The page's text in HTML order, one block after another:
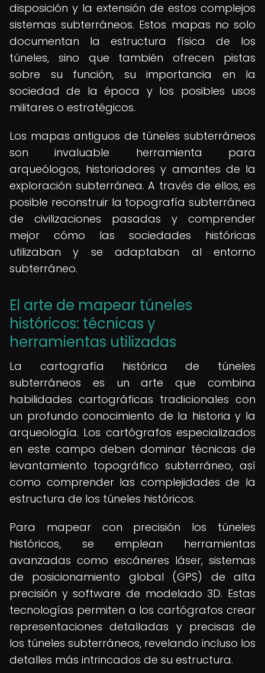
disposición y la extensión de estos complejos
sistemas subterráneos. Estos mapas no solo
documentan la estructura física de los
túneles, sino que también ofrecen pistas
sobre su función, su importancia en la
sociedad de la época y los posibles usos
militares o estratégicos.
Los mapas antiguos de túneles subterráneos
son invaluable herramienta para
arqueólogos, historiadores y amantes de la
exploración subterránea. A través de ellos, es
posible reconstruir la topografía subterránea
de civilizaciones pasadas y comprender
mejor cómo las sociedades históricas
utilizaban y se adaptaban al entorno
subterráneo.
El arte de mapear túneles
históricos: técnicas y
herramientas utilizadas
La cartografía histórica de túneles
subterráneos es un arte que combina
habilidades cartográficas tradicionales con
un profundo conocimiento de la historia y la
arqueología. Los cartógrafos especializados
en este campo deben dominar técnicas de
levantamiento topográfico subterráneo, así
como comprender las complejidades de la
estructura de los túneles históricos.
Para mapear con precisión los túneles
históricos, se emplean herramientas
avanzadas como escáneres láser, sistemas
de posicionamiento global (GPS) de alta
precisión y software de modelado 3D. Estas
tecnologías permiten a los cartógrafos crear
representaciones detalladas y precisas de
los túneles subterráneos, revelando incluso los
detalles más intrincados de su estructura.